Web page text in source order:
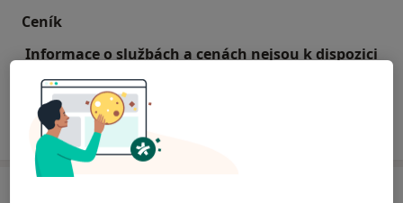
Ceník
Informace o službách a cenách nejsou k dispozici
Tento specialista ještě nepřidával žádné informace o
svých službách.